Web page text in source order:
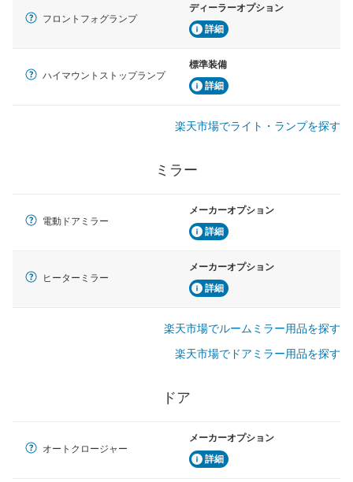
フロントフォグランプ
ディーラーオプション
詳細
ハイマウントストップランプ
標準装備
詳細
楽天市場でライト・ランプを探す
ミラー
電動ドアミラー
メーカーオプション
詳細
ヒーターミラー
メーカーオプション
詳細
楽天市場でルームミラー用品を探す
楽天市場でドアミラー用品を探す
ドア
オートクロージャー
メーカーオプション
詳細